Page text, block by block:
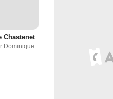
Chastenet
Dominique